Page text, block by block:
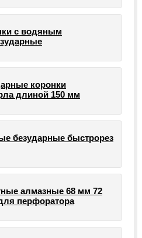
с водяным
коронки
длиной 150 мм
безударные быстрорез
алмазные 68 мм 72
перфоратора